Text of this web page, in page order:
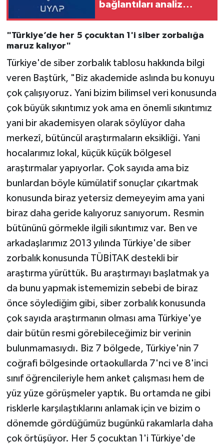
bağlantıları analiz
"Türkiye’de her 5 çocuktan 1'i siber zorbalığa
maruz kalıyor"
Türkiye'de siber zorbalık tablosu hakkında bilgi
veren Baştürk, "Biz akademide aslında bu konuyu
çok çalışıyoruz. Yani bizim bilimsel veri konusunda
çok büyük sıkıntımız yok ama en önemli sıkıntımız
yani bir akademisyen olarak söylüyor daha
merkezî, bütüncül araştırmaların eksikliği. Yani
hocalarımız lokal, küçük küçük bölgesel
araştırmalar yapıyorlar. Çok sayıda ama biz
bunlardan böyle kümülatif sonuçlar çıkartmak
konusunda biraz yetersiz demeyeyim ama yani
biraz daha geride kalıyoruz sanıyorum. Resmin
bütününü görmekle ilgili sıkıntımız var. Ben ve
arkadaşlarımız 2013 yılında Türkiye'de siber
zorbalık konusunda TÜBİTAK destekli bir
araştırma yürüttük. Bu araştırmayı başlatmak ya
da bunu yapmak istememizin sebebi de biraz
önce söylediğim gibi, siber zorbalık konusunda
çok sayıda araştırmanın olması ama Türkiye'ye
dair bütün resmi görebileceğimiz bir verinin
bulunmamasıydı. Biz 7 bölgede, Türkiye'nin 7
coğrafi bölgesinde ortaokullarda 7'nci ve 8'inci
sınıf öğrencileriyle hem anket çalışması hem de
yüz yüze görüşmeler yaptık. Bu ortamda ne gibi
risklerle karşılaştıklarını anlamak için ve bizim o
dönemde gördüğümüz bugünkü rakamlarla daha
çok örtüşüyor. Her 5 çocuktan 1'i Türkiye'de